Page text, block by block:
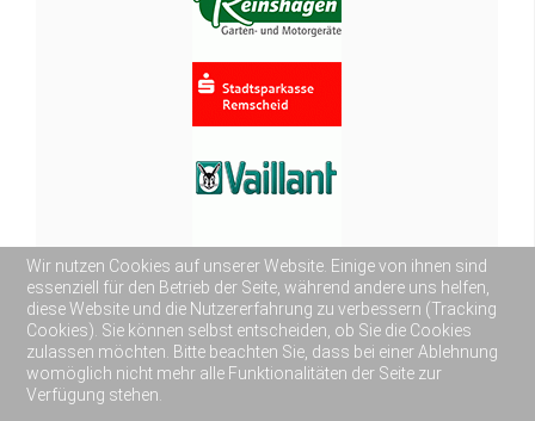
Wir nutzen Cookies auf unserer Website. Einige von ihnen sind
essenziell für den Betrieb der Seite, während andere uns helfen,
diese Website und die Nutzererfahrung zu verbessern (Tracking
Cookies). Sie können selbst entscheiden, ob Sie die Cookies
zulassen möchten. Bitte beachten Sie, dass bei einer Ablehnung
womöglich nicht mehr alle Funktionalitäten der Seite zur
Verfügung stehen.